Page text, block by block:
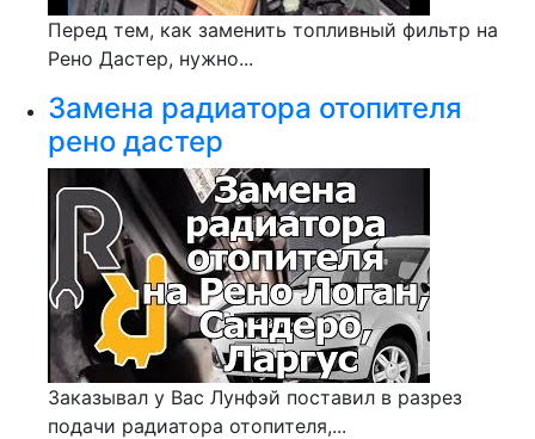
Перед тем, как заменить топливный фильтр на
Рено Дастер, нужно...
Замена радиатора отопителя
рено дастер
Заказывал у Вас Лунфэй поставил в разрез
подачи радиатора отопителя,...